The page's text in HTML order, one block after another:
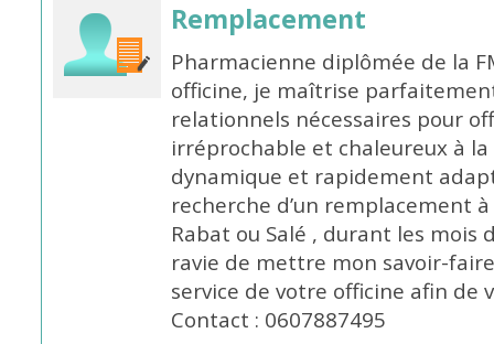
Remplacement
Pharmacienne diplômée de la
officine, je maîtrise
relationnels nécessaires pour
irréprochable et chaleureux à
dynamique et rapidement
recherche d’un remplacement
Rabat ou Salé , durant les mois
ravie de mettre mon savoir-
service de votre officine afin de
Contact : 0607887495